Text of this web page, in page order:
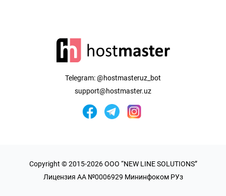
Telegram:@hostmasteruz_bot
support@hostmaster.uz
Copyright © 2015-2026 OOO “NEW LINE SOLUTIONS”
Лицензия AA №0006929 Мининфоком РУз